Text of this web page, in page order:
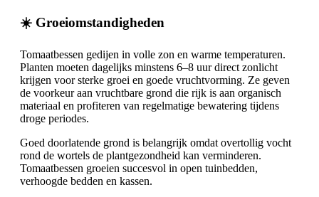
☀️ Groeiomstandigheden
Tomaatbessen gedijen in volle zon en warme temperaturen.
Planten moeten dagelijks minstens 6–8 uur direct zonlicht
krijgen voor sterke groei en goede vruchtvorming. Ze geven
de voorkeur aan vruchtbare grond die rijk is aan organisch
materiaal en profiteren van regelmatige bewatering tijdens
droge periodes.
Goed doorlatende grond is belangrijk omdat overtollig vocht
rond de wortels de plantgezondheid kan verminderen.
Tomaatbessen groeien succesvol in open tuinbedden,
verhoogde bedden en kassen.